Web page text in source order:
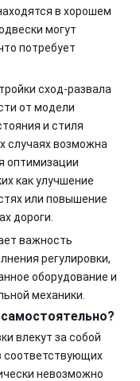
в хорошем
могут
потребует
сход-развала
от модели
и стиля
случаях возможна
оптимизации
как улучшение
или повышение
дороги.
важность
регулировки,
оборудование и
механики.
влекут за собой
соответствующих
невозможно